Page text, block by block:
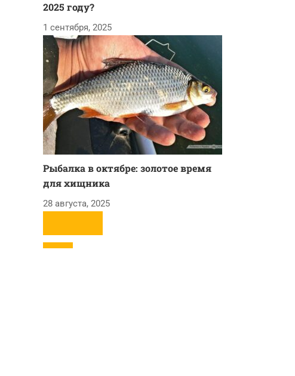
2025 году?
1 сентября, 2025
Рыбалка в октябре: золотое время
для хищника
28 августа, 2025